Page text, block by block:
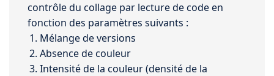
contrôle du collage par lecture de code en
fonction des paramètres suivants :
Mélange de versions
Absence de couleur
Intensité de la couleur (densité de la